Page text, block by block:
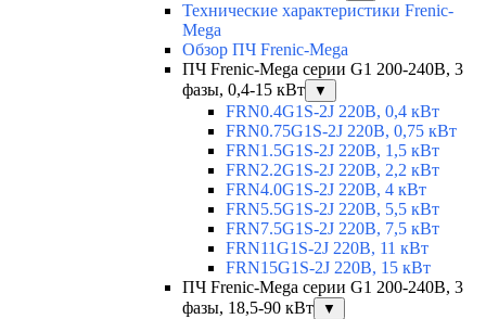
Технические характеристики Frenic-
Mega
Обзор ПЧ Frenic-Mega
ПЧ Frenic-Mega серии G1 200-240В, 3
фазы, 0,4-15 кВт
▼
FRN0.4G1S-2J 220В, 0,4 кВт
FRN0.75G1S-2J 220В, 0,75 кВт
FRN1.5G1S-2J 220В, 1,5 кВт
FRN2.2G1S-2J 220В, 2,2 кВт
FRN4.0G1S-2J 220В, 4 кВт
FRN5.5G1S-2J 220В, 5,5 кВт
FRN7.5G1S-2J 220В, 7,5 кВт
FRN11G1S-2J 220В, 11 кВт
FRN15G1S-2J 220В, 15 кВт
ПЧ Frenic-Mega серии G1 200-240В, 3
фазы, 18,5-90 кВт
▼